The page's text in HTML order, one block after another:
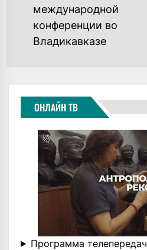
международной
конференции во
Владикавказе
ОНЛАЙН ТВ
Программа телепередач